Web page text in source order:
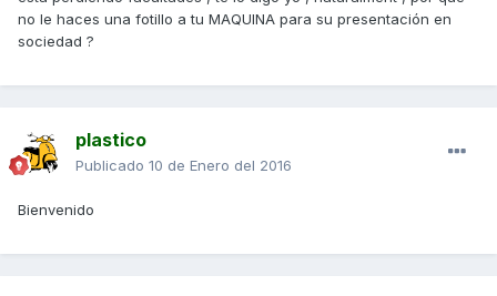
no le haces una fotillo a tu MAQUINA para su presentación en
sociedad ?
plastico
Publicado 10 de Enero del 2016
Bienvenido